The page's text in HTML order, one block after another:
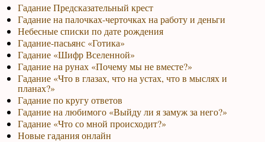
Гадание Предсказательный крест
Гадание на палочках-черточках на работу и деньги
Небесные списки по дате рождения
Гадание-пасьянс «Готика»
Гадание «Шифр Вселенной»
Гадание на рунах «Почему мы не вместе?»
Гадание «Что в глазах, что на устах, что в мыслях и
планах?»
Гадание по кругу ответов
Гадание на любимого «Выйду ли я замуж за него?»
Гадание «Что со мной происходит?»
Новые гадания онлайн